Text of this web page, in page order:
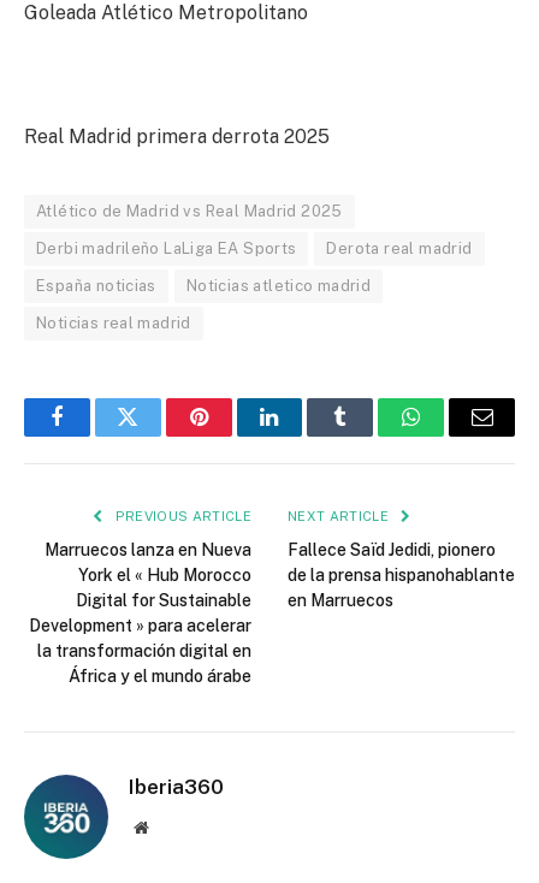
Goleada Atlético Metropolitano
Real Madrid primera derrota 2025
Atlético de Madrid vs Real Madrid 2025
Derbi madrileño LaLiga EA Sports Derota real madrid
España noticias Noticias atletico madrid
Noticias real madrid
FacebookTwitter PinterestLinkedInTumblr WhatsAppEmail
PREVIOUS ARTICLE
Marruecos lanza en Nueva
York el « Hub Morocco
Digital for Sustainable
Development » para acelerar
la transformación digital en
África y el mundo árabe
NEXT ARTICLE
Fallece Saïd Jedidi, pionero
de la prensa hispanohablante
en Marruecos
Iberia360
Website